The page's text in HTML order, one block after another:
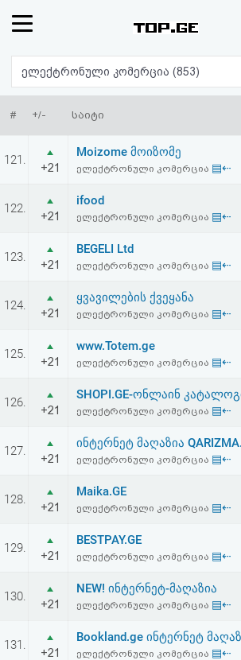
რეიტინგი
(მთავარი)
ფოსტა
პასუხი
ავტორიზაცია
რეგისტრაცია
აღდგენა
HTML
კოდი
შეთანხმება
უარყოფა
ელექტრონული კომერცია (853)
# +/- საიტი
121.
+21
Moizome მოიზომე
ელექტრონული კომერცია ▤⇠
122.
+21
ifood
ელექტრონული კომერცია ▤⇠
123.
+21
BEGELI Ltd
ელექტრონული კომერცია ▤⇠
124.
+21
ყვავილების ქვეყანა
ელექტრონული კომერცია ▤⇠
125.
+21
www.Totem.ge
ელექტრონული კომერცია ▤⇠
126.
+21
SHOPI.GE-ონლაინ
ელექტრონული კომერცია ▤⇠
127.
+21
ინტერნეტ მაღაზია
ელექტრონული კომერცია ▤⇠
128.
+21
Maika.GE
ელექტრონული კომერცია ▤⇠
129.
+21
BESTPAY.GE
ელექტრონული კომერცია ▤⇠
130.
+21
NEW! ინტერნეტ-მაღაზია
ელექტრონული კომერცია ▤⇠
131.
+21
Bookland.ge ინტერნეტ
ელექტრონული კომერცია ▤⇠